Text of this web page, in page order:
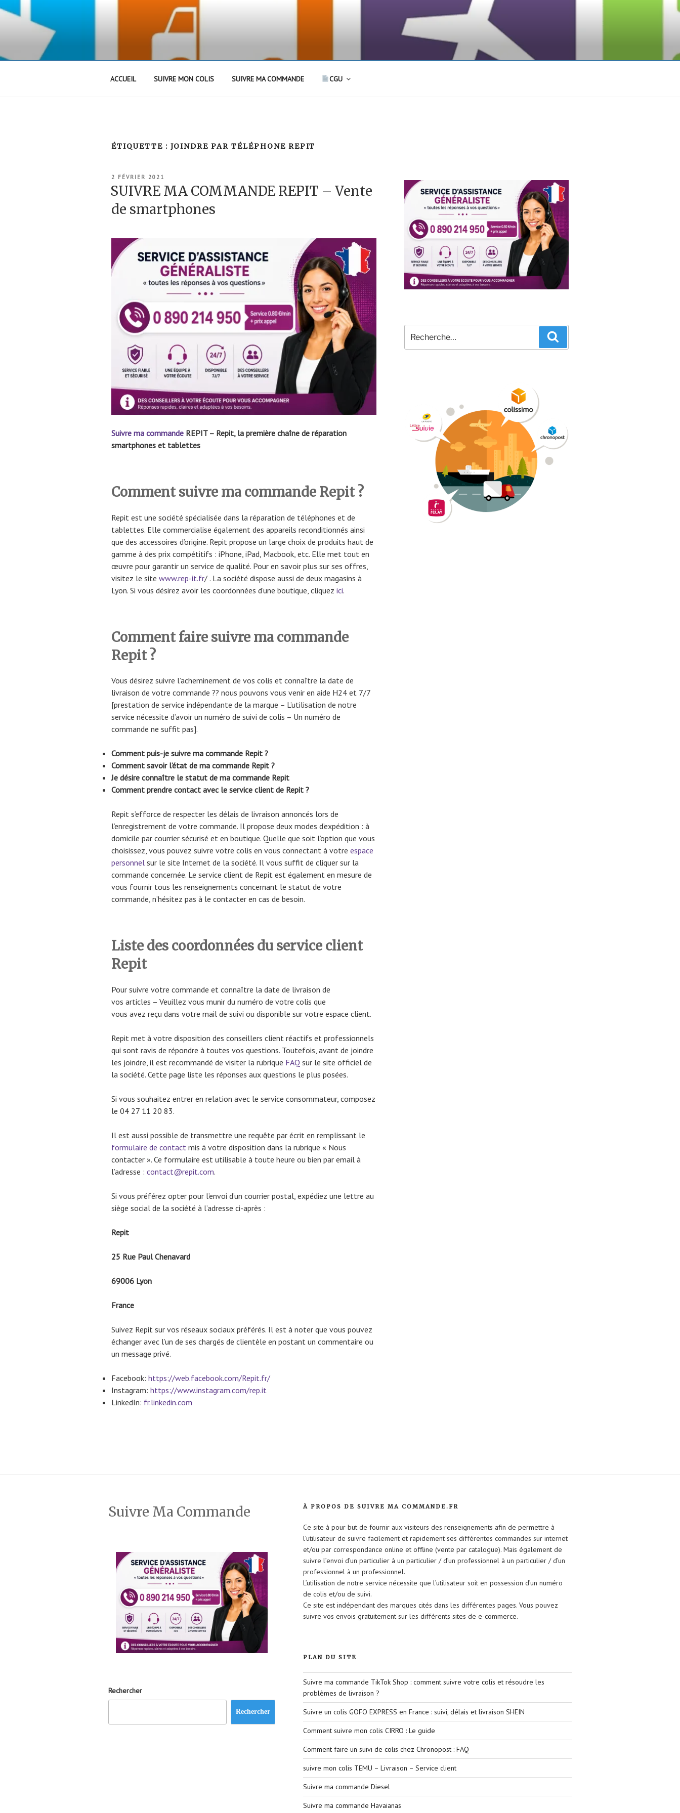
Aller
ACCUEIL SUIVRE MON COLIS SUIVRE MA COMMANDE CGU
ÉTIQUETTE : JOINDRE PAR TÉLÉPHONE REPIT
PUBLIÉ
LE
2 FÉVRIER 2021
SUIVRE MA COMMANDE REPIT – Vente
de smartphones
Suivre ma commande REPIT – Repit, la première chaîne de réparation
smartphones et tablettes
Comment suivre ma commande Repit ?
Repit est une société spécialisée dans la réparation de téléphones et de
tablettes. Elle commercialise également des appareils reconditionnés ainsi
que des accessoires d’origine. Repit propose un large choix de produits haut de
gamme à des prix compétitifs : iPhone, iPad, Macbook, etc. Elle met tout en
œuvre pour garantir un service de qualité. Pour en savoir plus sur ses offres,
visitez le site www.rep-it.fr/ . La société dispose aussi de deux magasins à
Lyon. Si vous désirez avoir les coordonnées d’une boutique, cliquez ici.
Comment faire suivre ma commande
Repit ?
Vous désirez suivre l’acheminement de vos colis et connaître la date de
livraison de votre commande ?? nous pouvons vous venir en aide H24 et 7/7
[prestation de service indépendante de la marque – L’utilisation de notre
service nécessite d’avoir un numéro de suivi de colis – Un numéro de
commande ne suffit pas].
Comment puis-je suivre ma commande Repit ?
Comment savoir l’état de ma commande Repit ?
Je désire connaître le statut de ma commande Repit
Comment prendre contact avec le service client de Repit ?
Repit s’efforce de respecter les délais de livraison annoncés lors de
l’enregistrement de votre commande. Il propose deux modes d’expédition : à
domicile par courrier sécurisé et en boutique. Quelle que soit l’option que vous
choisissez, vous pouvez suivre votre colis en vous connectant à votre espace
personnel sur le site Internet de la société. Il vous suffit de cliquer sur la
commande concernée. Le service client de Repit est également en mesure de
vous fournir tous les renseignements concernant le statut de votre
commande, n’hésitez pas à le contacter en cas de besoin.
Liste des coordonnées du service client
Repit
Pour suivre votre commande et connaître la date de livraison de
vos articles – Veuillez vous munir du numéro de votre colis que
vous avez reçu dans votre mail de suivi ou disponible sur votre espace client.
Repit met à votre disposition des conseillers client réactifs et professionnels
qui sont ravis de répondre à toutes vos questions. Toutefois, avant de joindre
les joindre, il est recommandé de visiter la rubrique FAQ sur le site officiel de
la société. Cette page liste les réponses aux questions le plus posées.
Si vous souhaitez entrer en relation avec le service consommateur, composez
le 04 27 11 20 83.
Il est aussi possible de transmettre une requête par écrit en remplissant le
formulaire de contact mis à votre disposition dans la rubrique « Nous
contacter ». Ce formulaire est utilisable à toute heure ou bien par email à
l’adresse : contact@repit.com.
Si vous préférez opter pour l’envoi d’un courrier postal, expédiez une lettre au
siège social de la société à l’adresse ci-après :
Repit
25 Rue Paul Chenavard
69006 Lyon
France
Suivez Repit sur vos réseaux sociaux préférés. Il est à noter que vous pouvez
échanger avec l’un de ses chargés de clientèle en postant un commentaire ou
un message privé.
Facebook: https://web.facebook.com/Repit.fr/
Instagram: https://www.instagram.com/rep.it
LinkedIn: fr.linkedin.com
pour
Suivre Ma Commande
Rechercher
Rechercher
À PROPOS DE SUIVRE MA COMMANDE.FR
Ce site à pour but de fournir aux visiteurs des renseignements afin de permettre à
l’utilisateur de suivre facilement et rapidement ses différentes commandes sur internet
et/ou par correspondance online et offline (vente par catalogue). Mais également de
suivre l’envoi d’un particulier à un particulier / d’un professionnel à un particulier / d’un
professionnel à un professionnel.
L’utilisation de notre service nécessite que l’utilisateur soit en possession d’un numéro
de colis et/ou de suivi.
Ce site est indépendant des marques cités dans les différentes pages. Vous pouvez
suivre vos envois gratuitement sur les différents sites de e-commerce.
PLAN DU SITE
Suivre ma commande TikTok Shop : comment suivre votre colis et résoudre les
problèmes de livraison ?
Suivre un colis GOFO EXPRESS en France : suivi, délais et livraison SHEIN
Comment suivre mon colis CIRRO : Le guide
Comment faire un suivi de colis chez Chronopost : FAQ
suivre mon colis TEMU – Livraison – Service client
Suivre ma commande Diesel
Suivre ma commande Havaianas